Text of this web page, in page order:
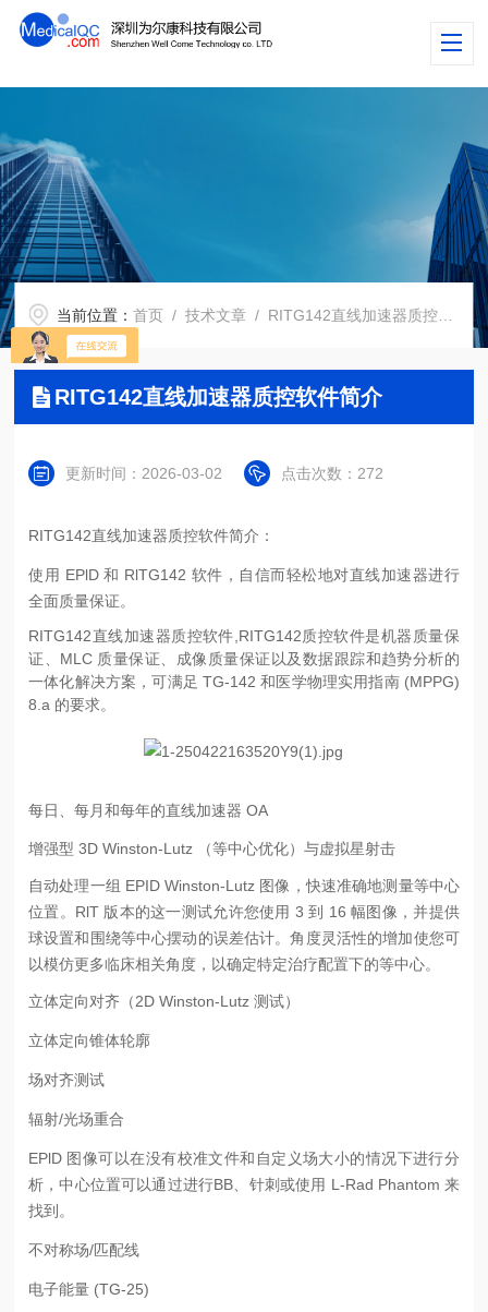
当前位置：首页 /技术文章 / RITG142直线加速器质控软件简介
RITG142直线加速器质控软件简介
更新时间：2026-03-02 点击次数：272
RITG142直线加速器质控软件简介：
使用 EPlD 和 RlTG142 软件，自信而轻松地对直线加速器进行
全面质量保证。
RITG142直线加速器质控软件,RITG142质控软件是机器质量保
证、MLC 质量保证、成像质量保证以及数据跟踪和趋势分析的
一体化解决方案，可满足 TG-142 和医学物理实用指南 (MPPG)
8.a 的要求。
每日、每月和每年的直线加速器 OA
增强型 3D Winston-Lutz （等中心优化）与虚拟星射击
自动处理一组 EPID Winston-Lutz 图像，快速准确地测量等中心
位置。RlT 版本的这一测试允许您使用 3 到 16 幅图像，并提供
球设置和围绕等中心摆动的误差估计。角度灵活性的增加使您可
以模仿更多临床相关角度，以确定特定治疗配置下的等中心。
立体定向对齐（2D Winston-Lutz 测试）
立体定向锥体轮廓
场对齐测试
辐射/光场重合
EPlD 图像可以在没有校准文件和自定义场大小的情况下进行分
析，中心位置可以通过进行BB、针刺或使用 L-Rad Phantom 来
找到。
不对称场/匹配线
电子能量 (TG-25)